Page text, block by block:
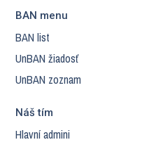
BAN menu
BAN list
UnBAN žiadosť
UnBAN zoznam
Náš tím
Hlavní admini